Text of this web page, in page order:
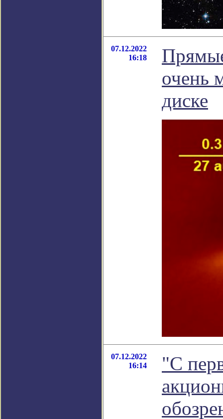
07.12.2022
16:18
очень
диске
07.12.2022
16:14
"С